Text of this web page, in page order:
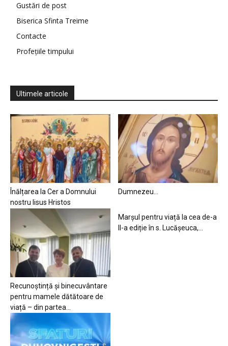
Gustări de post
Biserica Sfinta Treime
Contacte
Profețiile timpului
Ultimele articole
Înălțarea la Cer a Domnului
nostru Iisus Hristos
Dumnezeu…
Recunoștință și binecuvântare
pentru mamele dătătoare de
viață – din partea...
Marșul pentru viață la cea de-a
II-a ediție în s. Lucășeuca,...